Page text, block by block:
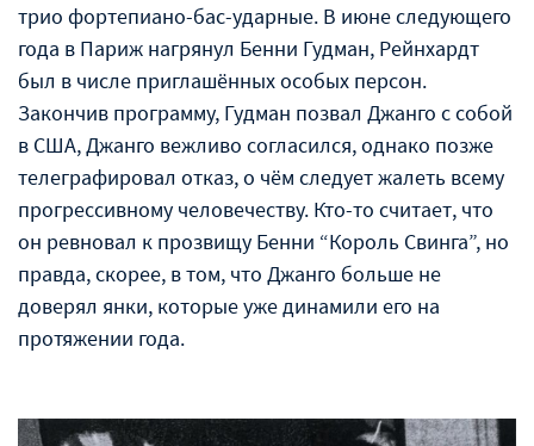
трио фортепиано-бас-ударные. В июне следующего
года в Париж нагрянул Бенни Гудман, Рейнхардт
был в числе приглашённых особых персон.
Закончив программу, Гудман позвал Джанго с собой
в США, Джанго вежливо согласился, однако позже
телеграфировал отказ, о чём следует жалеть всему
прогрессивному человечеству. Кто-то считает, что
он ревновал к прозвищу Бенни “Король Свинга”, но
правда, скорее, в том, что Джанго больше не
доверял янки, которые уже динамили его на
протяжении года.